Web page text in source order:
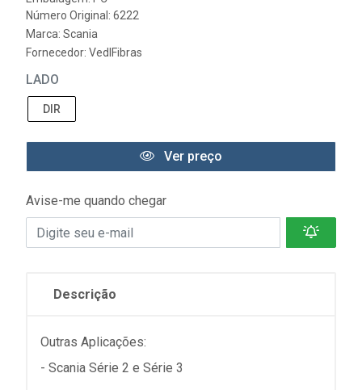
Número Original: 6222
Marca: Scania
Fornecedor: VedlFibras
LADO
DIR
Ver preço
Avise-me quando chegar
Descrição
Outras Aplicações:
- Scania Série 2 e Série 3